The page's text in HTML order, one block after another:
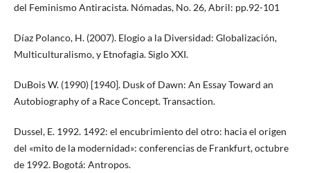
del Feminismo Antiracista. Nómadas, No. 26, Abril: pp.92-101
Díaz Polanco, H. (2007). Elogio a la Diversidad: Globalización,
Multiculturalismo, y Etnofagia. Siglo XXI.
DuBois W. (1990) [1940]. Dusk of Dawn: An Essay Toward an
Autobiography of a Race Concept. Transaction.
Dussel, E. 1992. 1492: el encubrimiento del otro: hacia el origen
del «mito de la modernidad»: conferencias de Frankfurt, octubre
de 1992. Bogotá: Antropos.